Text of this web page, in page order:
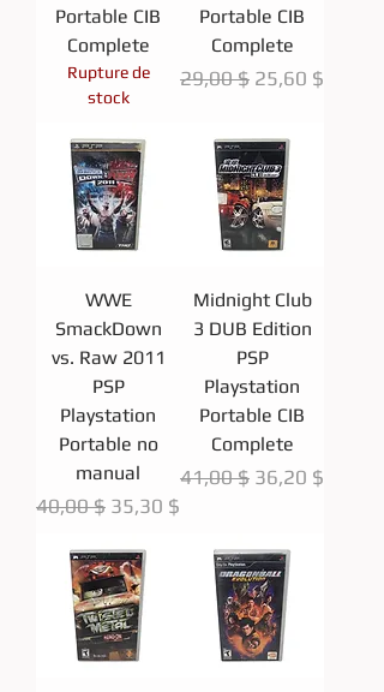
Portable CIB
Complete
Rupture de
stock
Portable CIB
Complete
Prix original
29,00 $ Prix
25,60 $
WWE
SmackDown
vs. Raw 2011
PSP
Playstation
Portable no
manual
Prix original
40,00 $ Prix promotionnel
35,30 $
Midnight Club
3 DUB Edition
PSP
Playstation
Portable CIB
Complete
Prix original
41,00 $ Prix
36,20 $